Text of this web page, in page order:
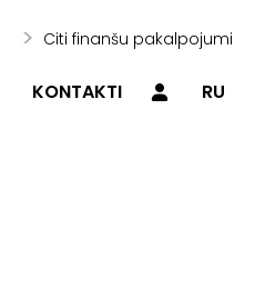
Citi finanšu pakalpojumi
RU
KONTAKTI